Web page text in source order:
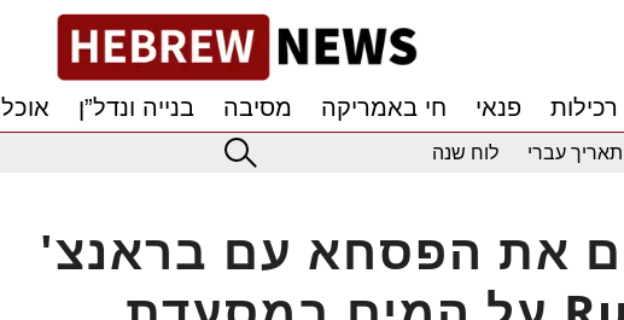
רכילות פנאי חי באמריקה מסיבה בנייה ונדל”ן
אוכל
עברי לוח שנה
את הפסחא עם בראנצ'